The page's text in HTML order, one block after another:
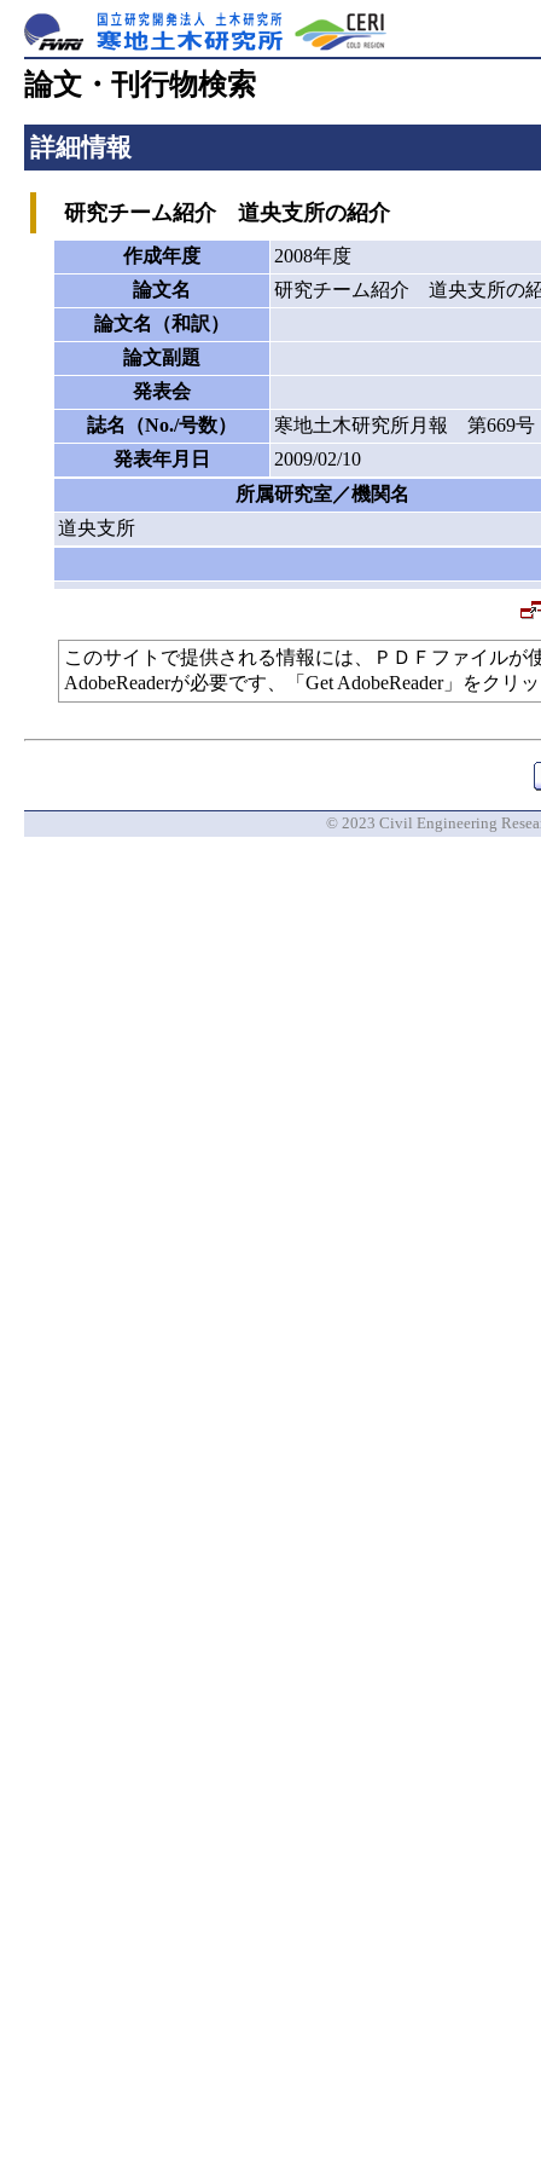
論文・刊行物検索
詳細情報
研究チーム紹介 道央支所の紹介
作成年度
2008年度
論文名
研究チーム紹介 道央支所の
論文名（和訳）
論文副題
発表会
誌名（No./号数）
寒地土木研究所月報 第669号
発表年月日
2009/02/10
所属研究室／機関名
道央支所
このサイトで提供される情報には、ＰＤＦファイル
AdobeReaderが必要です、「Get AdobeReader」をク
© 2023 Civil Engineering